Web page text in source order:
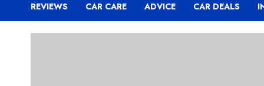
REVIEWS CAR CARE ADVICE CAR DEALS